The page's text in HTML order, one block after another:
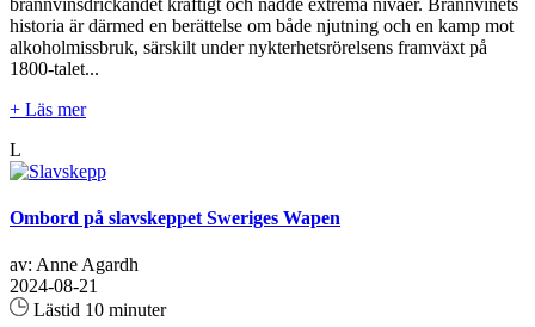
brännvinsdrickandet kraftigt och nådde extrema nivåer. Brännvinets
historia är därmed en berättelse om både njutning och en kamp mot
alkoholmissbruk, särskilt under nykterhetsrörelsens framväxt på
1800-talet...
+ Läs mer
L
Ombord på slavskeppet Sweriges Wapen
av: Anne Agardh
2024-08-21
Lästid 10 minuter